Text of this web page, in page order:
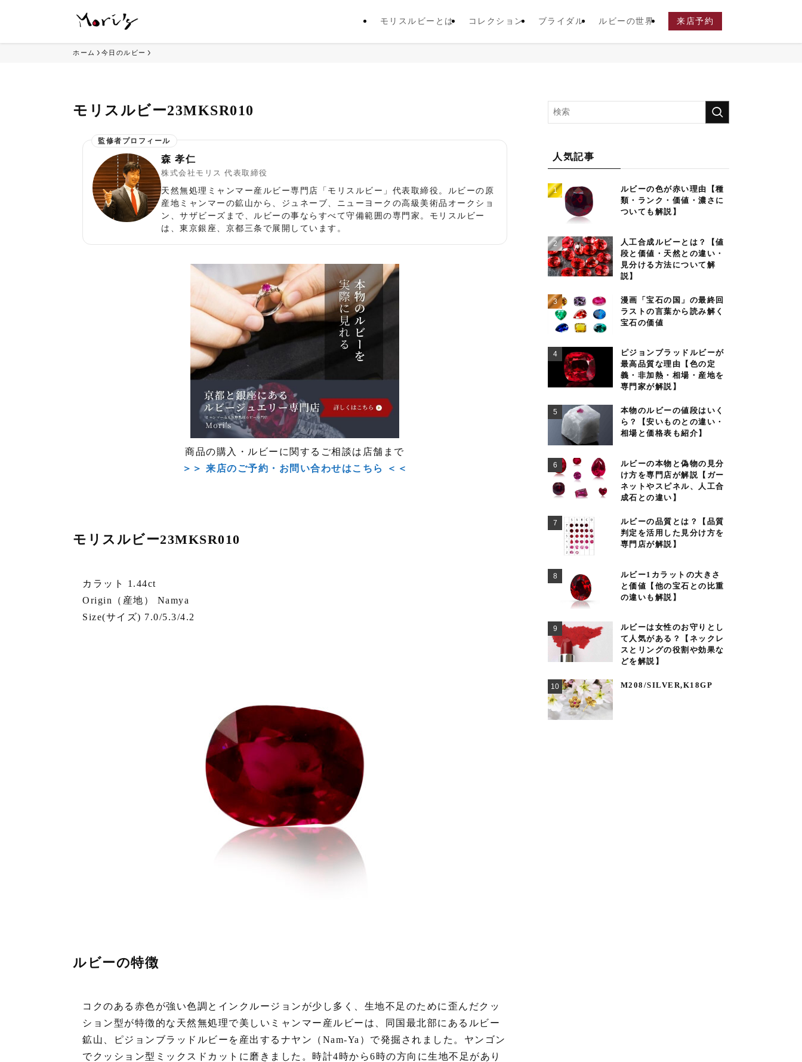
モリスルビーとは コレクション ブライダル ルビーの世界 来店予約
ホーム 今日のルビー
モリスルビー23MKSR010
森 孝仁
株式会社モリス 代表取締役
天然無処理ミャンマー産ルビー専門店「モリスルビー」代表取締役。ルビーの原
産地ミャンマーの鉱山から、ジュネーブ、ニューヨークの高級美術品オークショ
ン、サザビーズまで、ルビーの事ならすべて守備範囲の専門家。モリスルビー
は、東京銀座、京都三条で展開しています。
商品の購入・ルビーに関するご相談は店舗まで
＞＞ 来店のご予約・お問い合わせはこちら ＜＜
モリスルビー23MKSR010
カラット 1.44ct
Origin（産地） Namya
Size(サイズ) 7.0/5.3/4.2
ルビーの特徴
コクのある赤色が強い色調とインクルージョンが少し多く、生地不足のために歪んだクッ
ション型が特徴的な天然無処理で美しいミャンマー産ルビーは、同国最北部にあるルビー
鉱山、ピジョンブラッドルビーを産出するナヤン（Nam-Ya）で発掘されました。ヤンゴン
でクッション型ミックスドカットに磨きました。時計4時から6時の方向に生地不足があり
人気記事
ルビーの色が赤い理由【種
類・ランク・価値・濃さに
ついても解説】
人工合成ルビーとは？【値
段と価値・天然との違い・
見分ける方法について解
説】
漫画「宝石の国」の最終回
ラストの言葉から読み解く
宝石の価値
ピジョンブラッドルビーが
最高品質な理由【色の定
義・非加熱・相場・産地を
専門家が解説】
本物のルビーの値段はいく
ら？【安いものとの違い・
相場と価格表も紹介】
ルビーの本物と偽物の見分
け方を専門店が解説【ガー
ネットやスピネル、人工合
成石との違い】
ルビーの品質とは？【品質
判定を活用した見分け方を
専門店が解説】
ルビー1カラットの大きさ
と価値【他の宝石との比重
の違いも解説】
ルビーは女性のお守りとし
て人気がある？【ネックレ
スとリングの役割や効果な
どを解説】
M208/SILVER,K18GP